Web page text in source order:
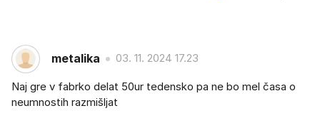
metalika 03. 11. 2024 17.23
Naj gre v fabrko delat 50ur tedensko pa ne bo mel časa o
neumnostih razmišljat